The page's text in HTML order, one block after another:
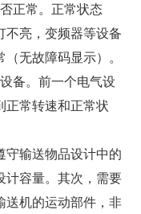
正常。正常状态
不亮，变频器等设备
无故障码显示）。
备。前一个电气设
正常转速和正常状
输送物品设计中的
计容量。其次，需要
送机的运动部件，非